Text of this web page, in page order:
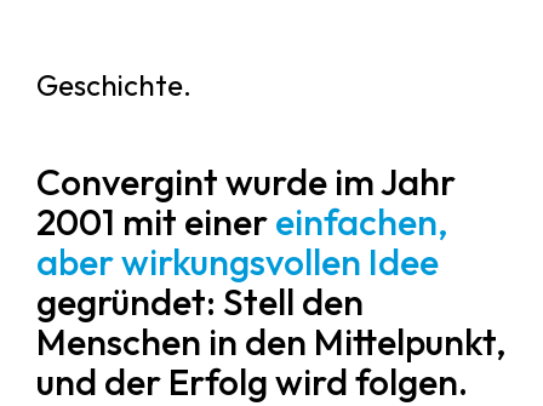
Geschichte.
Convergint wurde im Jahr
2001 mit einereinfachen,
aber wirkungsvollen Idee
gegründet: Stell den
Menschen in den Mittelpunkt,
und der Erfolg wird folgen.